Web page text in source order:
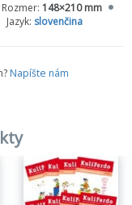
Rozmer: 148×210 mm
Jazyk: slovenčina
Napíšte nám